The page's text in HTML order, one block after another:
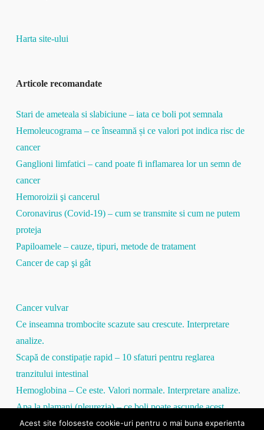
Harta site-ului
Articole recomandate
Stari de ameteala si slabiciune – iata ce boli pot semnala
Hemoleucograma – ce înseamnă și ce valori pot indica risc de
cancer
Ganglioni limfatici – cand poate fi inflamarea lor un semn de
cancer
Hemoroizii şi cancerul
Coronavirus (Covid-19) – cum se transmite si cum ne putem
proteja
Papiloamele – cauze, tipuri, metode de tratament
Cancer de cap şi gât
Cancer vulvar
Ce inseamna trombocite scazute sau crescute. Interpretare
analize.
Scapă de constipație rapid – 10 sfaturi pentru reglarea
tranzitului intestinal
Hemoglobina – Ce este. Valori normale. Interpretare analize.
Apa la plamani (pleurezia) – ce boli poate ascunde acest
simptom
Acest site foloseste cookie-uri pentru o mai buna experienta